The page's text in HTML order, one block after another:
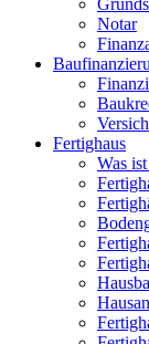
Notar
Fertighaus
Was